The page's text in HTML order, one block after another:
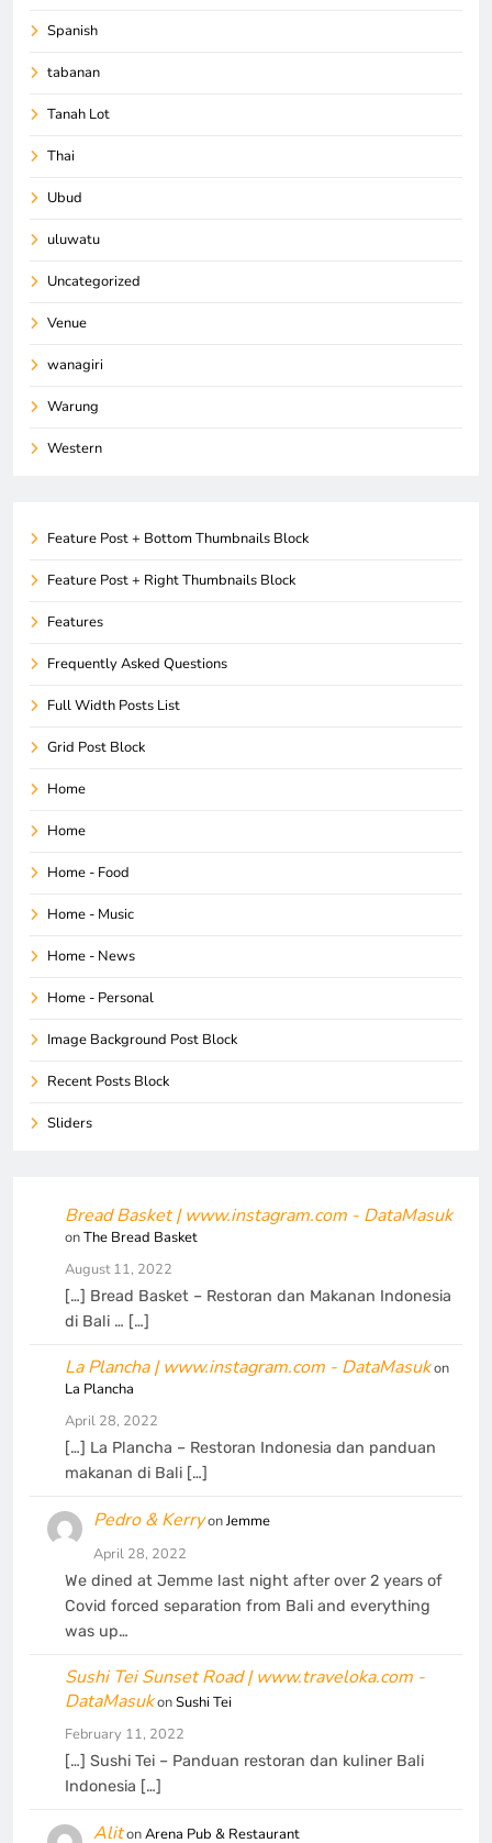
Spanish
tabanan
Tanah Lot
Thai
Ubud
uluwatu
Uncategorized
Venue
wanagiri
Warung
Western
Feature Post + Bottom Thumbnails Block
Feature Post + Right Thumbnails Block
Features
Frequently Asked Questions
Full Width Posts List
Grid Post Block
Home
Home
Home - Food
Home - Music
Home - News
Home - Personal
Image Background Post Block
Recent Posts Block
Sliders
Bread Basket | www.instagram.com - DataMasuk
onThe Bread Basket
August 11, 2022
[…] Bread Basket – Restoran dan Makanan Indonesia
di Bali … […]
La Plancha | www.instagram.com - DataMasukon
La Plancha
April 28, 2022
[…] La Plancha – Restoran Indonesia dan panduan
makanan di Bali […]
Pedro & KerryonJemme
April 28, 2022
We dined at Jemme last night after over 2 years of
Covid forced separation from Bali and everything
was up…
Sushi Tei Sunset Road | www.traveloka.com -
DataMasukonSushi Tei
February 11, 2022
[…] Sushi Tei – Panduan restoran dan kuliner Bali
Indonesia […]
AlitonArena Pub & Restaurant